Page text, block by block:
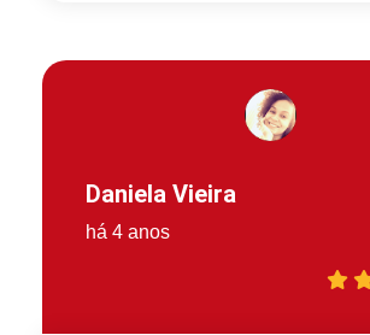
Daniela Vieira
há 4 anos